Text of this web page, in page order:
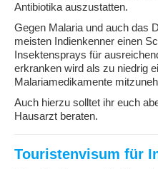
Antibiotika auszustatten.
Gegen Malaria und auch das
meisten Indienkenner einen
Insektensprays für
erkranken wird als zu niedrig
Malariamedikamente
Auch hierzu solltet ihr euch
Hausarzt beraten.
Touristenvisum für